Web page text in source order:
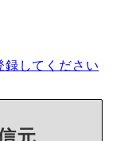
録してください
元